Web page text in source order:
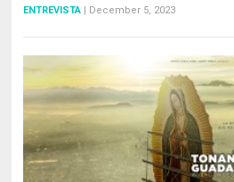
ENTREVISTA December 5, 2023